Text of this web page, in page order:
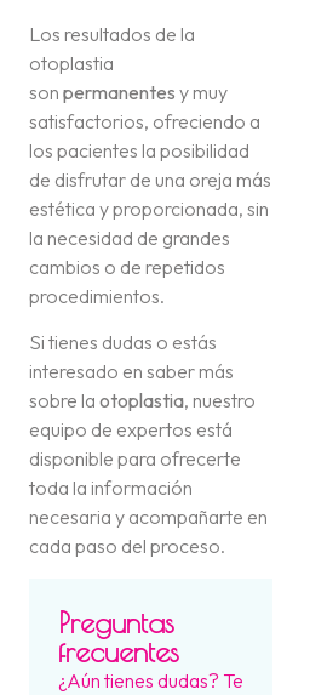
Los resultados de la
otoplastia
son permanentes y muy
satisfactorios, ofreciendo a
los pacientes la posibilidad
de disfrutar de una oreja más
estética y proporcionada, sin
la necesidad de grandes
cambios o de repetidos
procedimientos.
Si tienes dudas o estás
interesado en saber más
sobre la otoplastia, nuestro
equipo de expertos está
disponible para ofrecerte
toda la información
necesaria y acompañarte en
cada paso del proceso.
Preguntas
frecuentes
¿Aún tienes dudas? Te